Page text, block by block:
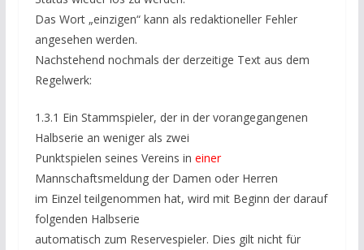
Das Wort „einzigen“ kann als redaktioneller Fehler
angesehen werden.
Nachstehend nochmals der derzeitige Text aus dem
Regelwerk:
1.3.1 Ein Stammspieler, der in der vorangegangenen
Halbserie an weniger als zwei
Punktspielen seines Vereins in einer
Mannschaftsmeldung der Damen oder Herren
im Einzel teilgenommen hat, wird mit Beginn der darauf
folgenden Halbserie
automatisch zum Reservespieler. Dies gilt nicht für